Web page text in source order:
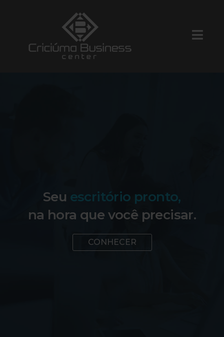
Seu escritório pronto,
na hora que você precisar.
CONHECER